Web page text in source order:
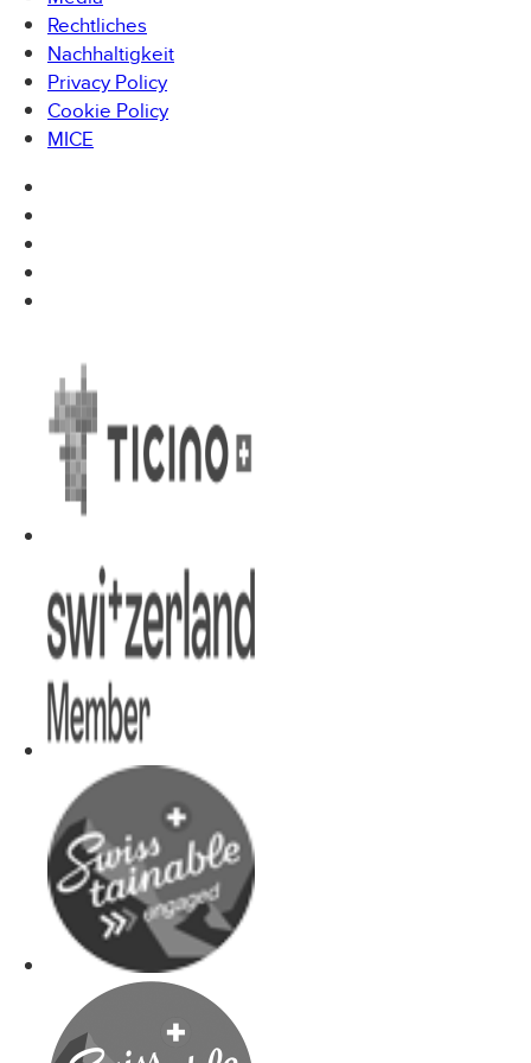
Inklusive:
1 Glas Valdobbiadene Prosecco DOCG
Elementi-Platte (Wurstwaren, Käse, Zeppoline)
Persönlicher Empfang und Zugang zum
CLASSIC GOURMET APERITIVO – CHF 33
Die perfekte Wahl, wenn Sie sich etwas mehr als einen
klassischen Aperitif wünschen, dabei aber die
Ein warmes saisonales Gericht ergänzt das Angebot
und macht das Erlebnis gehaltvoller, ohne es in ein
formelles Dinner zu verwandeln.
Ideal, wenn Sie Ihren Aperitif verlängern und ein
intensiveres, aber dennoch leichtes Erlebnis genießen
möchten.
Ideal für Sie, wenn Sie:
einen reichhaltigeren Aperitif genießen möchten,
ohne ein vollständiges Dinner zu wählen
Geselligkeit mit einem zusätzlichen kulinarischen
Highlight verbinden möchten
eine ausgewogene Erfahrung zwischen Aperitif
und Dinner suchen
Inklusive:
1 Glas Valdobbiadene Prosecco DOCG
Elementi-Platte (Wurstwaren, Käse, Zeppoline)
Saisonales Risotto zur Verkostung
Persönlicher Empfang und Zugang zum
Casinobereich
Rechtliches
Nachhaltigkeit
Privacy Policy
Cookie Policy
MICE